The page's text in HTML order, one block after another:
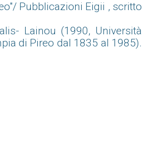
Pubblicazioni Eigii , scritto
Lainou (1990, Università
di Pireo dal 1835 al 1985).